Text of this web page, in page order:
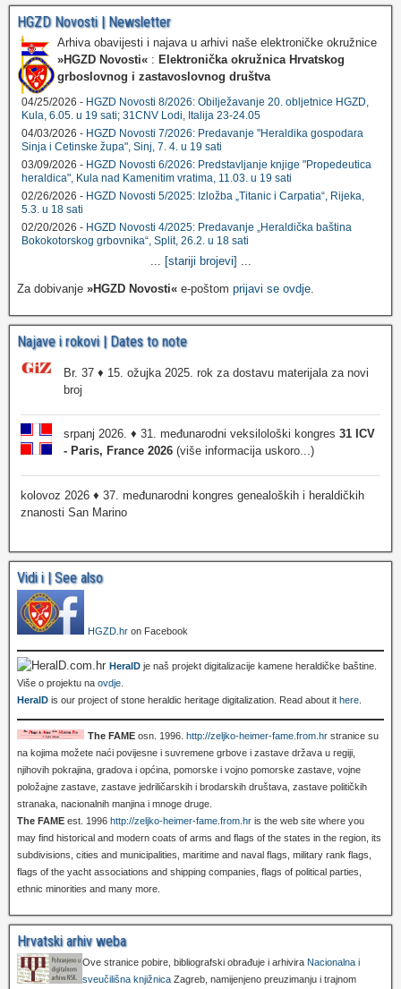
HGZD Novosti | Newsletter
Arhiva obavijesti i najava u arhivi naše elektroničke okružnice
»HGZD Novosti« : Elektronička okružnica Hrvatskog
grboslovnog i zastavoslovnog društva
04/25/2026 - HGZD Novosti 8/2026: Obilježavanje 20. obljetnice HGZD,
Kula, 6.05. u 19 sati; 31CNV Lodi, Italija 23-24.05
04/03/2026 - HGZD Novosti 7/2026: Predavanje "Heraldika gospodara
Sinja i Cetinske župa", Sinj, 7. 4. u 19 sati
03/09/2026 - HGZD Novosti 6/2026: Predstavljanje knjige "Propedeutica
heraldica", Kula nad Kamenitim vratima, 11.03. u 19 sati
02/26/2026 - HGZD Novosti 5/2025: Izložba „Titanic i Carpatia“, Rijeka,
5.3. u 18 sati
02/20/2026 - HGZD Novosti 4/2025: Predavanje „Heraldička baština
Bokokotorskog grbovnika“, Split, 26.2. u 18 sati
... [stariji brojevi] ...
Za dobivanje »HGZD Novosti« e-poštom prijavi se ovdje.
Najave i rokovi | Dates to note
Br. 37 ♦ 15. ožujka 2025. rok za dostavu materijala za novi
broj
srpanj 2026. ♦ 31. međunarodni veksilološki kongres 31 ICV
- Paris, France 2026 (više informacija uskoro...)
kolovoz 2026 ♦ 37. međunarodni kongres genealoških i heraldičkih
znanosti San Marino
Vidi i | See also
HGZD.hr on Facebook
HeralD je naš projekt digitalizacije kamene heraldičke baštine.
Više o projektu na ovdje.
HeralD is our project of stone heraldic heritage digitalization. Read about it here.
The FAME osn. 1996. http://zeljko-heimer-fame.from.hr stranice su
na kojima možete naći povijesne i suvremene grbove i zastave država u regiji,
njihovih pokrajina, gradova i općina, pomorske i vojno pomorske zastave, vojne
položajne zastave, zastave jedriličarskih i brodarskih društava, zastave političkih
stranaka, nacionalnih manjina i mnoge druge.
The FAME est. 1996 http://zeljko-heimer-fame.from.hr is the web site where you
may find historical and modern coats of arms and flags of the states in the region, its
subdivisions, cities and municipalities, maritime and naval flags, military rank flags,
flags of the yacht associations and shipping companies, flags of political parties,
ethnic minorities and many more.
Hrvatski arhiv weba
Ove stranice pobire, bibliografski obrađuje i arhivira Nacionalna i
sveučilišna knjižnica Zagreb, namijenjeno preuzimanju i trajnom